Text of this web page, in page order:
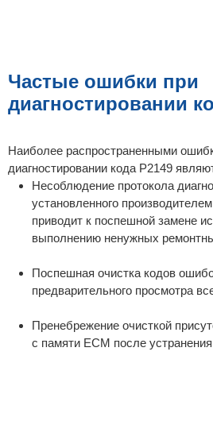
Частые ошибки при
диагностировании
Наиболее распространенными
диагностировании кода P2149
Несоблюдение протокола
установленного
приводит к поспешной замене
выполнению ненужных
Поспешная очистка кодов
предварительного просмотра
Пренебрежение очисткой
с памяти ECM после